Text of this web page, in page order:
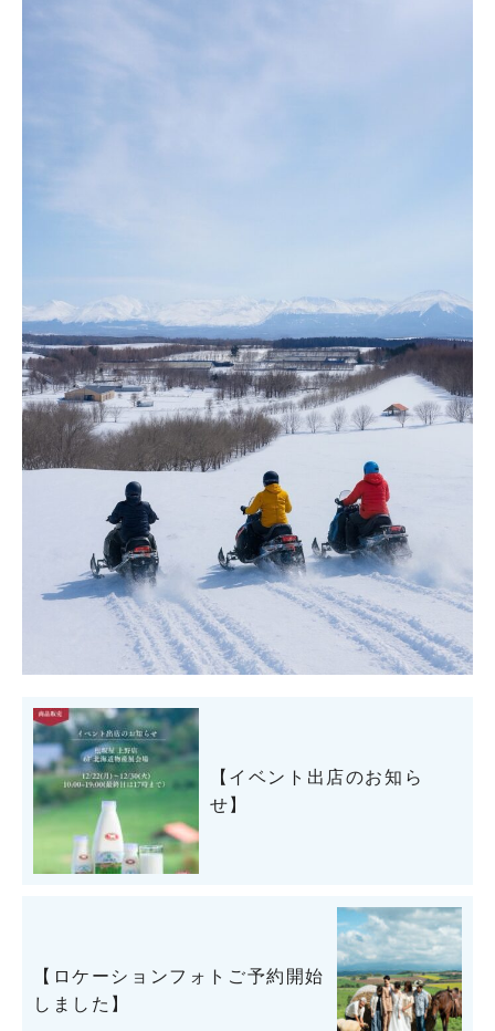
【イベント出店のお知ら
せ】
【ロケーションフォトご予約開始
しました】